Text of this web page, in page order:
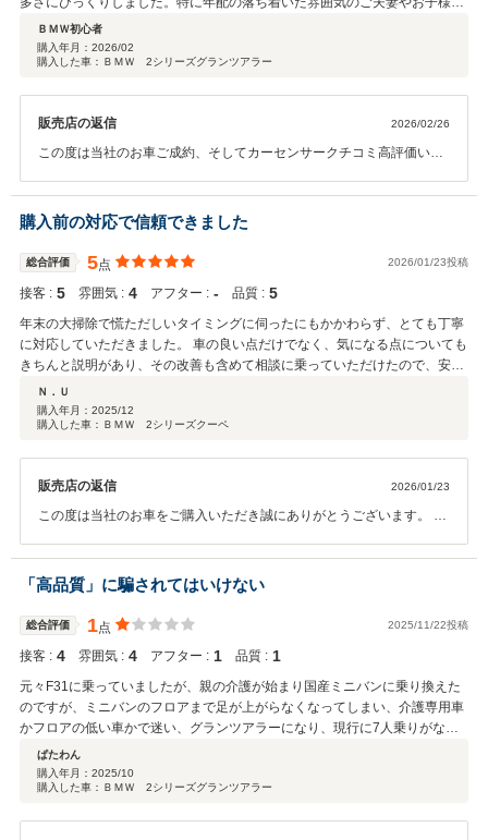
れのご家族様も車を見に来ており、ぐっと安心感が上がりました。 また接客
してくだった営業の方も無理強いすることなく、私たちの車選びに付き添っ
てくださいましたし、整備の方々が熱心に整備や洗車、メンテナンスに取り
を契約しました！ 契約後も、LINEにて車の画像や整備状況のレポートなど
細かくご連絡をくださり、「勢いで買っちゃったけど大丈夫かな」という不
いと思います。 納車までの短い期間、丁寧に整備し、準備してくださった
方々に感謝したいと思います。
ＢＭＷ初心者
購入年月： 2026/02
購入した車：ＢＭＷ 2シリーズグランツアラー
販売店の返信 2026/02/26
この度は当社のお車ご成約、そしてカーセンサークチコミ高評価いた
で仕入れを行っており、とても人気の車種です。今まで数多くの218
ｄを販売してきましたので、今後のメンテナンスもお力になれると思
います。お乗り換え頂きました国産ミニバンと比べますと室内空間は
狭くなりますが、室内のインテリアの雰囲気など高級感があり運転も
楽しめると思います。特に個人的にはカラーチェンジできるアンビエ
ントライトがとてもお洒落で夜間のドライブも楽しめると思います。
今後とも宜しくお願いします。販売担当者より
購入前の対応で信頼できました
総合評価 5点 2026/01/23投稿
接客 : 5 雰囲気 : 4 アフター : ‐ 品質 : 5
年末の大掃除で慌ただしいタイミングに伺ったにもかかわらず、とても丁寧
に対応していただきました。 車の良い点だけでなく、気になる点についても
きちんと説明があり、その改善も含めて相談に乗っていただけたので、安心
して購入を決めることができました。 営業の方も押しつけがましさがなく、
こちらの立場に立って考えてくれる印象で、信頼できる方だと感じていま
す。 まだ納車前ではありますが、今からとても楽しみにしています。 納車
Ｎ．Ｕ
購入年月： 2025/12
購入した車：ＢＭＷ 2シリーズクーペ
販売店の返信 2026/01/23
この度は当社のお車をご購入いただき誠にありがとうございます。 ま
っかりと整備を実施し､安心してお乗りいただけますよう準備させてい
ただきます｡また､今後のメンテナンスにつきましても是非お気軽ご相
談くださいませ｡ 今後共どうぞよろしくお願いいたします。 担当者よ
り
「高品質」に騙されてはいけない
総合評価 1点 2025/11/22投稿
接客 : 4 雰囲気 : 4 アフター : 1 品質 : 1
元々F31に乗っていましたが、親の介護が始まり国産ミニバンに乗り換えた
のですが、ミニバンのフロアまで足が上がらなくなってしまい、介護専用車
かフロアの低い車かで迷い、グランツアラーになり、現行に7人乗りがなか
ったので中古車を探し、こちらで購入させて頂きました。 問い合わせや現車
確認までの対応はとても良かったと思います。 しかし「高品質」を謳ってい
る割に車両の状態は結構ひどい物でした。 まず、購入し、暫くてして細かな
ぱたわん
購入年月： 2025/10
購入した車：ＢＭＷ 2シリーズグランツアラー